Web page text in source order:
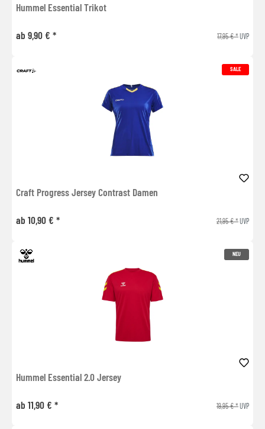
Hummel Essential Trikot
ab 9,90 € * 17,95 € *UVP
SALE
Craft Progress Jersey Contrast Damen
ab 10,90 € * 21,95 € *UVP
NEU
Hummel Essential 2.0 Jersey
ab 11,90 € * 19,95 € *UVP